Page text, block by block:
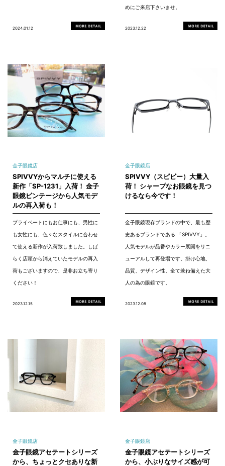
2024.01.12
めにご来店下さいませ。
2023.12.22
金子眼鏡店
SPIVVYからマルチに使える
新作「SP-1231」入荷！ 金子
眼鏡ビンテージから人気モデ
ルの再入荷も！
プライベートにもお仕事にも、男性に
も女性にも、色々なスタイルに合わせ
て使える新作が入荷致しました。しば
らく店頭から消えていたモデルの再入
荷もございますので、是非お立ち寄り
ください！
2023.12.15
金子眼鏡店
SPIVVY（スピビー）大量入
荷！ シャープなお眼鏡を見つ
けるなら今です！
金子眼鏡現存ブランドの中で、最も歴
史あるブランドである 「SPIVVY」。
人気モデルが品番やカラー展開をリニ
ューアルして再登場です。掛け心地、
品質、デザイン性。全て兼ね備えた大
人の為の眼鏡です。
2023.12.08
金子眼鏡店
金子眼鏡アセテートシリーズ
から、ちょっとクセありな新
金子眼鏡店
金子眼鏡アセテートシリーズ
から、小ぶりなサイズ感が可